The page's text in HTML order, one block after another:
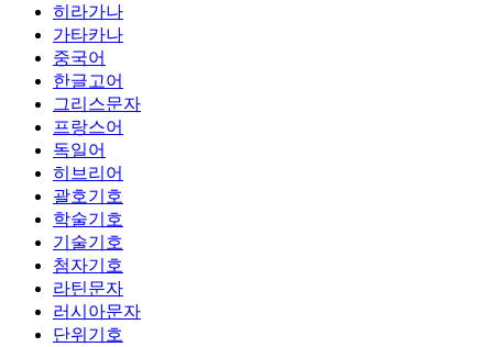
히라가나
가타카나
중국어
한글고어
그리스문자
프랑스어
독일어
히브리어
괄호기호
학술기호
기술기호
첨자기호
라틴문자
러시아문자
단위기호